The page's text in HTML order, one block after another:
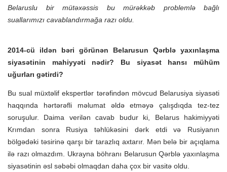
Belaruslu bir mütəxəssis bu mürəkkəb problemlə bağlı
suallarımızı cavablandırmağa razı oldu.
2014-cü ildən bəri görünən Belarusun Qərblə yaxınlaşma
siyasətinin mahiyyəti nədir? Bu siyasət hansı mühüm
uğurları gətirdi?
Bu sual müxtəlif ekspertlər tərəfindən mövcud Belarusiya siyasəti
haqqında hərtərəfli məlumat əldə etməyə çalışdıqda tez-tez
soruşulur. Daima verilən cavab budur ki, Belarus hakimiyyəti
Krımdan sonra Rusiya təhlükəsini dərk etdi və Rusiyanın
bölgədəki təsirinə qarşı bir tarazlıq axtarır. Mən belə bir açıqlama
ilə razı olmazdım. Ukrayna böhranı Belarusun Qərblə yaxınlaşma
siyasətinin əsl səbəbi olmaqdan daha çox bir vasitə oldu.